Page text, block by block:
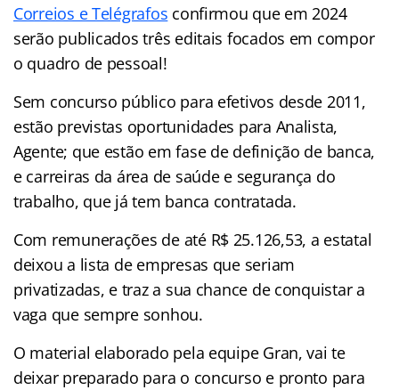
Correios e Telégrafos confirmou que em 2024
serão publicados três editais focados em compor
o quadro de pessoal!
Sem concurso público para efetivos desde 2011,
estão previstas oportunidades para Analista,
Agente; que estão em fase de definição de banca,
e carreiras da área de saúde e segurança do
trabalho, que já tem banca contratada.
Com remunerações de até R$ 25.126,53, a estatal
deixou a lista de empresas que seriam
privatizadas, e traz a sua chance de conquistar a
vaga que sempre sonhou.
O material elaborado pela equipe Gran, vai te
deixar preparado para o concurso e pronto para